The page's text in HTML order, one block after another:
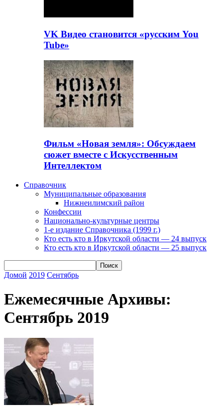
VK Видео становится «русским You
Tube»
Фильм «Новая земля»: Обсуждаем
сюжет вместе с Искусственным
Интеллектом
Справочник
Муниципальные образования
Нижнеилимский район
Конфессии
Национально-культурные центры
1-е издание Справочника (1999 г.)
Кто есть кто в Иркутской области — 24 выпуск
Кто есть кто в Иркутской области — 25 выпуск
Домой 2019 Сентябрь
Ежемесячные Архивы:
Сентябрь 2019